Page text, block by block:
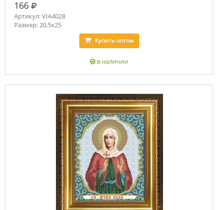
166 руб.
Артикул: VIA4028
Размер: 20,5х25
Купитьоптом
в наличии